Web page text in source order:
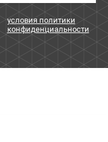
условия политики
конфиденциальности